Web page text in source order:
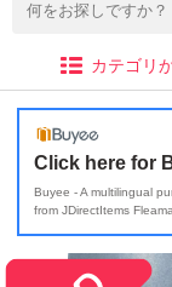
カテゴリ
Click here for
Buyee - A multilingual
from JDirectItems